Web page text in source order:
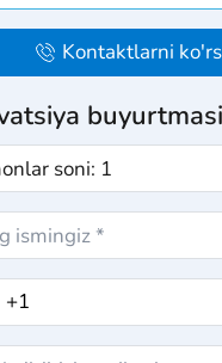
Kontaktlarni